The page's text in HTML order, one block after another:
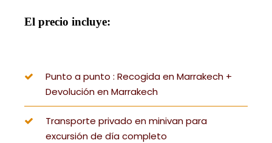
El precio incluye:
Punto a punto : Recogida en Marrakech +
Devolución en Marrakech
Transporte privado en minivan para
excursión de día completo